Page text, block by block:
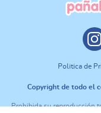
Politica de
Copyright de todo el
Prohibida su reproducción